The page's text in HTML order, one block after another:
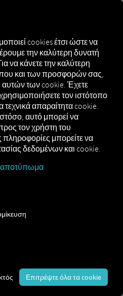
YellowFox Connect
CONNECT
πάροχο
υπηρεσίες της
χρειάζεστε
cookies έτσι ώστε να
την καλύτερη δυνατή
να κάνετε την καλύτερη
και των προσφορών σας,
των cookie. Έχετε
τον ιστότοπο
απαραίτητα cookie.
αυτό μπορεί να
τον χρήστη του
μπορείτε να
δεδομένων και cookie.
αποτύπωμα
Επιτρέψτε όλα τα cookie